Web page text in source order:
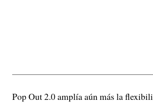
Pop Out 2.0 amplía aún más la